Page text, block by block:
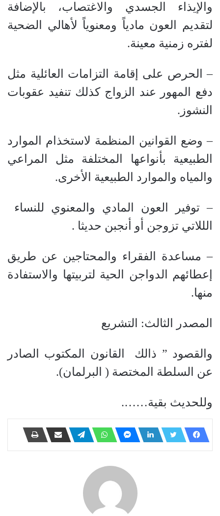
والإيذاء الجسدي والاغتصاب، بالإضافة
لتقديم العون مادياً ومعنوياً لأهالي الضحية
لفتره زمنية معينة.
– الحرص على إقامة التزامات العائلية مثل
دفع المهور عند الزواج كذلك تنفيد عقوبات
النشوز.
– وضع القوانين المنظمة لاستخذام الموارد
الطبيعية بأنواعها المختلفة مثل المراعي
والمياه والموارد الطبيعية الأخرى.
– توفير العون المادي والمعنوي للنساء
الللاتي تزوجن أو أنجبن حديثا .
– مساعدة الفقراء والمحتاجين عن طريق
إعطائهم الدواجن الحية لتربيتها والاستفادة
منها.
المصدر الثالث: التشريع
والقصود ” ذالك القانون المكتوب الصادر
عن السلطة المختصة ( البرلمان).
وللحديث بقية…….